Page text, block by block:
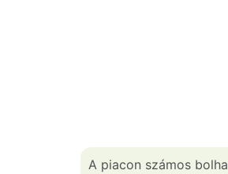
A piacon számos